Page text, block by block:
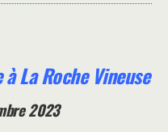
La Roche Vineuse
2023